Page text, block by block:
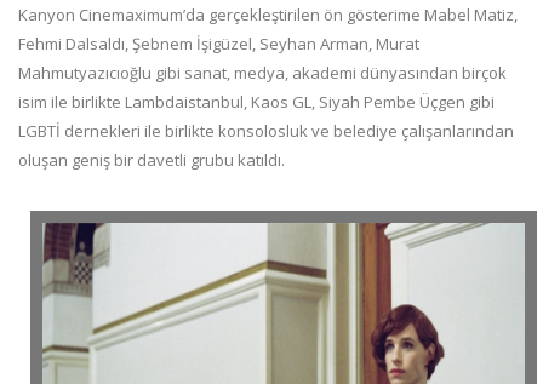
Kanyon Cinemaximum’da gerçekleştirilen ön gösterime Mabel Matiz,
Fehmi Dalsaldı, Şebnem İşigüzel, Seyhan Arman, Murat
Mahmutyazıcıoğlu gibi sanat, medya, akademi dünyasından birçok
isim ile birlikte Lambdaistanbul, Kaos GL, Siyah Pembe Üçgen gibi
LGBTİ dernekleri ile birlikte konsolosluk ve belediye çalışanlarından
oluşan geniş bir davetli grubu katıldı.